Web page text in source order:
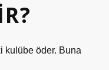
kulübe öder. Buna